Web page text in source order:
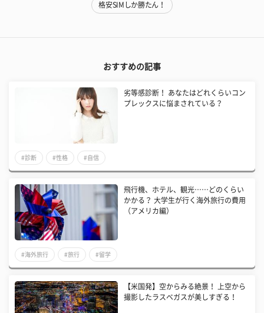
格安SIMしか勝たん！
おすすめの記事
劣等感診断！ あなたはどれくらいコン
プレックスに悩まされている？
#診断 #性格 #自信
飛行機、ホテル、観光……どのくらい
かかる？ 大学生が行く海外旅行の費用
（アメリカ編）
#海外旅行 #旅行 #留学
【米国発】空からみる絶景！ 上空から
撮影したラスベガスが美しすぎる！